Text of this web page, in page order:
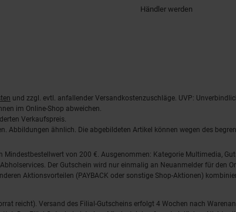
Händler werden
und zzgl. evtl. anfallender Versandkostenzuschläge. UVP:
im Online-Shop abweichen.
Verkaufspreis.
Abbildungen ähnlich. Die abgebildeten Artikel können wegen des
von 200 €. Ausgenommen: Kategorie Multimedia,
Der Gutschein wird nur einmalig an Neuanmelder für den
Aktionsvorteilen (PAYBACK oder sonstige Shop-Aktionen)
reicht). Versand des Filial-Gutscheins erfolgt 4 Wochen nach